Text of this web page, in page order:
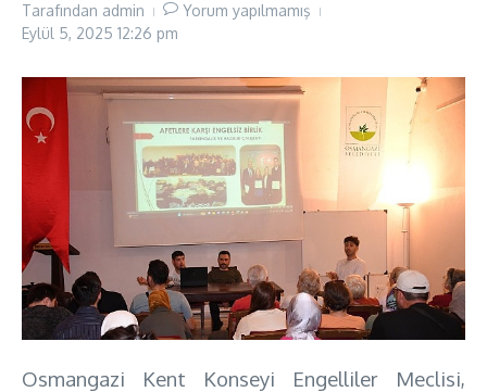
Tarafından admin
Yorum yapılmamış
Eylül 5, 2025 12:26 pm
Osmangazi Kent Konseyi Engelliler Meclisi,